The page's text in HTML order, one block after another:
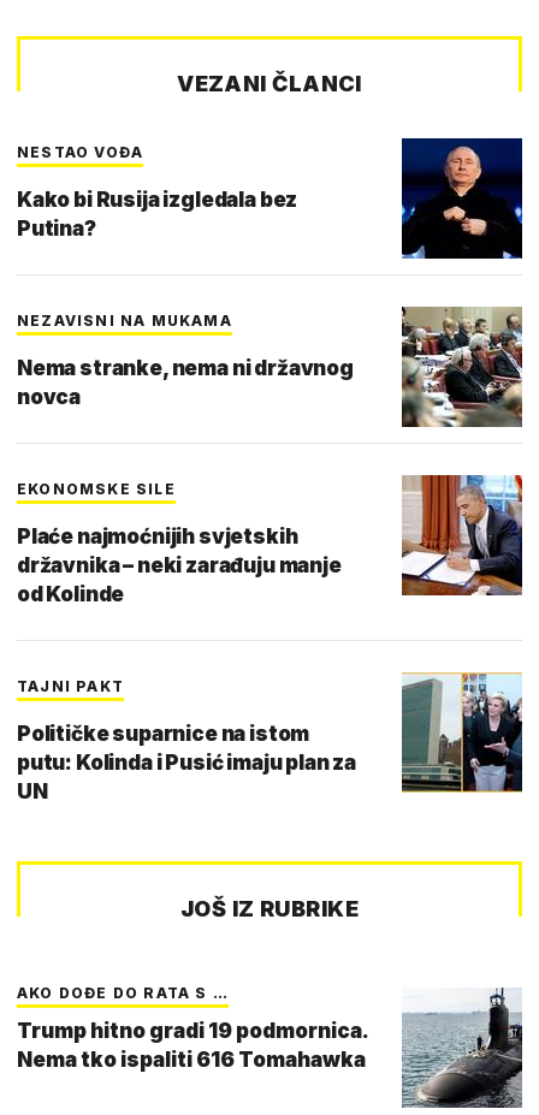
VEZANI ČLANCI
NESTAO VOĐA
Kako bi Rusija izgledala bez
Putina?
NEZAVISNI NA MUKAMA
Nema stranke, nema ni državnog
novca
EKONOMSKE SILE
Plaće najmoćnijih svjetskih
državnika – neki zarađuju manje
od Kolinde
TAJNI PAKT
Političke suparnice na istom
putu: Kolinda i Pusić imaju plan za
UN
JOŠ IZ RUBRIKE
AKO DOĐE DO RATA S …
Trump hitno gradi 19 podmornica.
Nema tko ispaliti 616 Tomahawka